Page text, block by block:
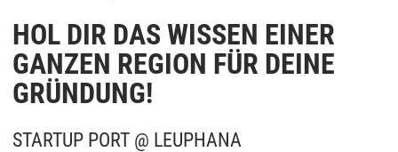
HOL DIR DAS WISSEN EINER
GANZEN REGION FÜR DEINE
GRÜNDUNG!
STARTUP PORT @ LEUPHANA